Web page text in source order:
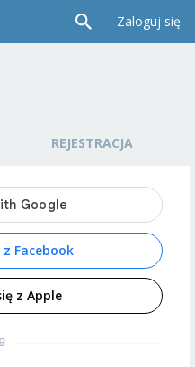
Zaloguj się
REJESTRACJA
Facebook
z Apple